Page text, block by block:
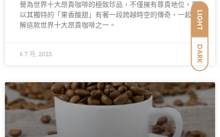
LIGHT
DARK
譽為世界十大昂貴咖啡的極致珍品，不僅擁有尊貴地位，更
以其獨特的「果香酸甜」有著一段跨越時空的傳奇，一起了
解這款世界十大昂貴咖啡之一。
6 7 月, 2025